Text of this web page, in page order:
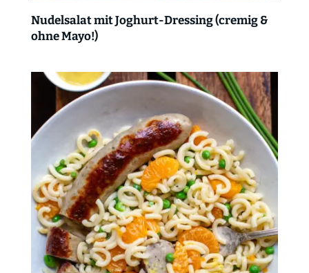
Nudelsalat mit Joghurt-Dressing (cremig &
ohne Mayo!)